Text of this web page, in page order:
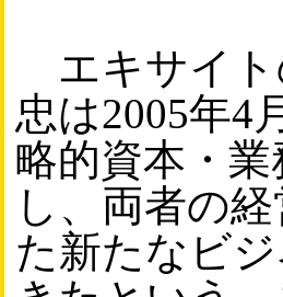
エキサイト
忠は2005年4
略的資本・
し、両者の
た新たなビ